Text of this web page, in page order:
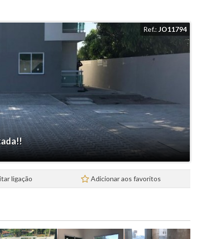
Ref.:JO11794
ligação Adicionar aos favoritos